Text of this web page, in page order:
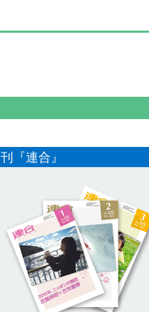
『連合』